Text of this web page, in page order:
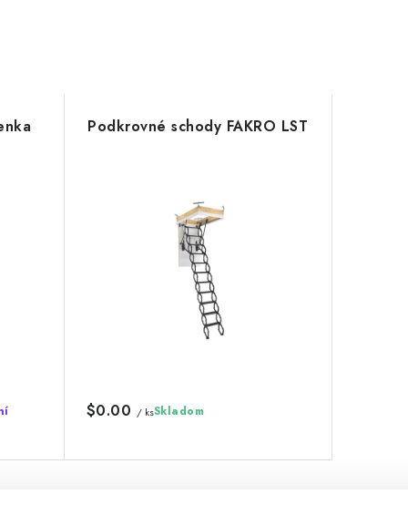
Podkrovné schody FAKRO LST
$0.00 / ksSkladom